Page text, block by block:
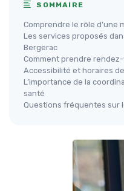
SOMMAIRE
Comprendre le rôle d’une
Les services proposés
Bergerac
Comment prendre
Accessibilité et horaires
L’importance de la
santé
Questions fréquentes sur